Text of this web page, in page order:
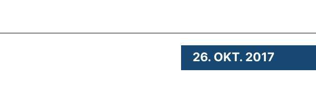
26. OKT. 2017